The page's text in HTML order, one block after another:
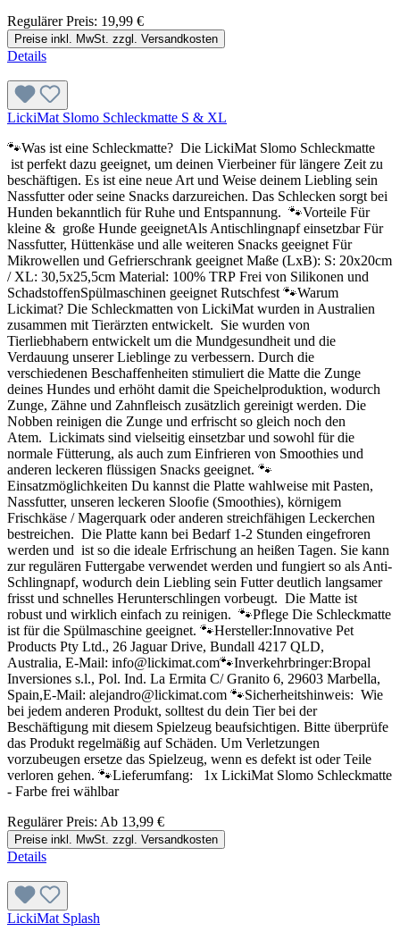
Regulärer Preis: 19,99 €
Preise inkl. MwSt. zzgl. Versandkosten
Details
LickiMat Slomo Schleckmatte S & XL
🐾Was ist eine Schleckmatte? Die LickiMat Slomo Schleckmatte
ist perfekt dazu geeignet, um deinen Vierbeiner für längere Zeit zu
beschäftigen. Es ist eine neue Art und Weise deinem Liebling sein
Nassfutter oder seine Snacks darzureichen. Das Schlecken sorgt bei
Hunden bekanntlich für Ruhe und Entspannung. 🐾Vorteile Für
kleine & große Hunde geeignetAls Antischlingnapf einsetzbar Für
Nassfutter, Hüttenkäse und alle weiteren Snacks geeignet Für
Mikrowellen und Gefrierschrank geeignet Maße (LxB): S: 20x20cm
/ XL: 30,5x25,5cm Material: 100% TRP Frei von Silikonen und
SchadstoffenSpülmaschinen geeignet Rutschfest 🐾Warum
Lickimat? Die Schleckmatten von LickiMat wurden in Australien
zusammen mit Tierärzten entwickelt. Sie wurden von
Tierliebhabern entwickelt um die Mundgesundheit und die
Verdauung unserer Lieblinge zu verbessern. Durch die
verschiedenen Beschaffenheiten stimuliert die Matte die Zunge
deines Hundes und erhöht damit die Speichelproduktion, wodurch
Zunge, Zähne und Zahnfleisch zusätzlich gereinigt werden. Die
Nobben reinigen die Zunge und erfrischt so gleich noch den
Atem. Lickimats sind vielseitig einsetzbar und sowohl für die
normale Fütterung, als auch zum Einfrieren von Smoothies und
anderen leckeren flüssigen Snacks geeignet. 🐾
Einsatzmöglichkeiten Du kannst die Platte wahlweise mit Pasten,
Nassfutter, unseren leckeren Sloofie (Smoothies), körnigem
Frischkäse / Magerquark oder anderen streichfähigen Leckerchen
bestreichen. Die Platte kann bei Bedarf 1-2 Stunden eingefroren
werden und ist so die ideale Erfrischung an heißen Tagen. Sie kann
zur regulären Futtergabe verwendet werden und fungiert so als Anti-
Schlingnapf, wodurch dein Liebling sein Futter deutlich langsamer
frisst und schnelles Herunterschlingen vorbeugt. Die Matte ist
robust und wirklich einfach zu reinigen. 🐾Pflege Die Schleckmatte
ist für die Spülmaschine geeignet. 🐾Hersteller:Innovative Pet
Products Pty Ltd., 26 Jaguar Drive, Bundall 4217 QLD,
Australia, E-Mail: info@lickimat.com🐾Inverkehrbringer:Bropal
Inversiones s.l., Pol. Ind. La Ermita C/ Granito 6, 29603 Marbella,
Spain,E-Mail: alejandro@lickimat.com 🐾Sicherheitshinweis: Wie
bei jedem anderen Produkt, solltest du dein Tier bei der
Beschäftigung mit diesem Spielzeug beaufsichtigen. Bitte überprüfe
das Produkt regelmäßig auf Schäden. Um Verletzungen
vorzubeugen ersetze das Spielzeug, wenn es defekt ist oder Teile
verloren gehen. 🐾Lieferumfang: 1x LickiMat Slomo Schleckmatte
- Farbe frei wählbar
Regulärer Preis: Ab 13,99 €
Preise inkl. MwSt. zzgl. Versandkosten
Details
LickiMat Splash